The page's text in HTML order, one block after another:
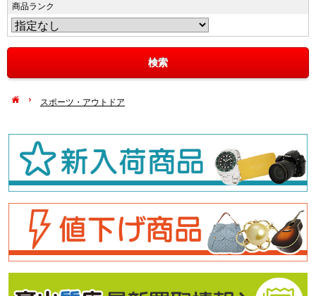
商品ランク
スポーツ・アウトドア